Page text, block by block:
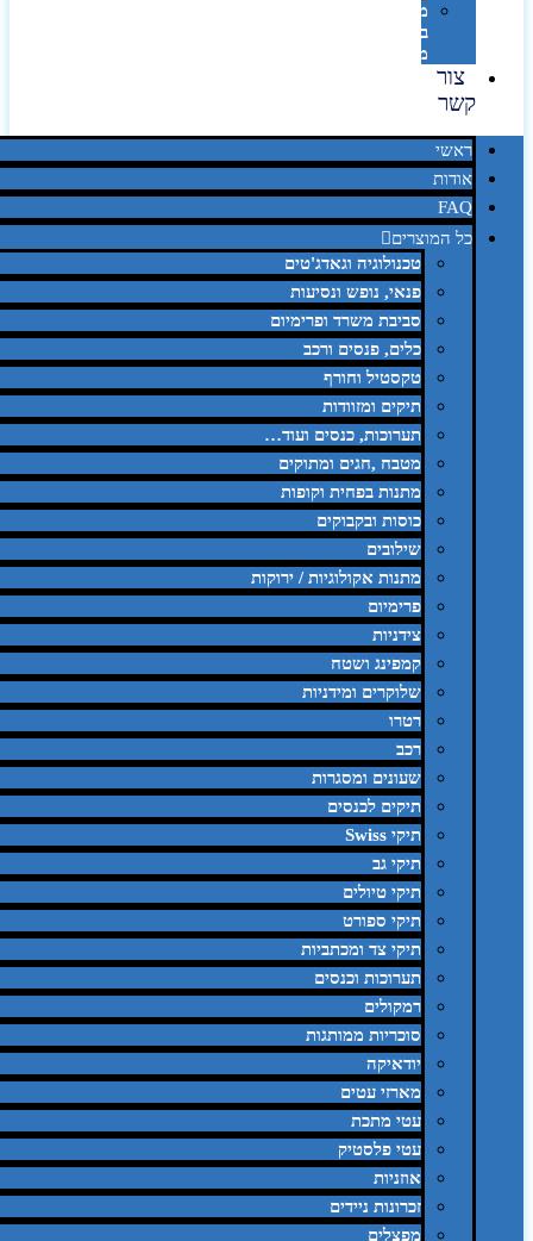
מיתוג
באמצעות
מדבקות
צור
קשר
ראשי
אודות
FAQ
כל המוצרים
טכנולוגיה וגאדג'טים
פנאי, נופש ונסיעות
סביבת משרד ופרימיום
כלים, פנסים ורכב
טקסטיל וחורף
תיקים ומזוודות
תערוכות, כנסים ועוד…
מטבח ,חגים ומתוקים
מתנות בפחית וקופות
כוסות ובקבוקים
שילובים
מתנות אקולוגיות / ירוקות
פרימיום
צידניות
קמפינג ושטח
שלוקרים ומידניות
רטרו
רכב
שעונים ומסגרות
תיקים לכנסים
תיקי Swiss
תיקי גב
תיקי טיולים
תיקי ספורט
תיקי צד ומכתביות
תערוכות וכנסים
רמקולים
סוכריות ממותגות
יודאיקה
מארזי עטים
עטי מתכת
עטי פלסטיק
אוזניות
זכרונות ניידים
מפצלים